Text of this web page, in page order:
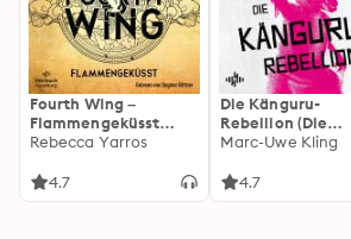
Fourth Wing –
Flammengeküsst
(Flammengeküsst-
Rebecca Yarros
4.7
Die Känguru-
Rebellion (Die
Känguru-Werke 5)
Marc-Uwe Kling
4.7